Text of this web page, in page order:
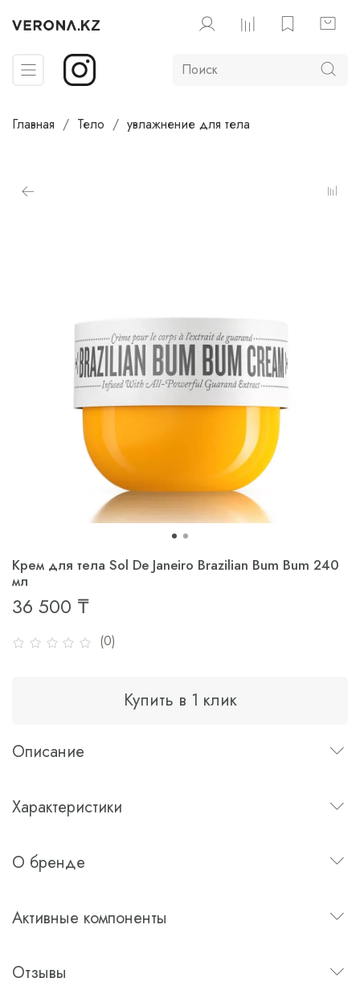
Главная Тело увлажнение для тела
(0)
Крем для тела Sol De Janeiro Brazilian Bum Bum 240
мл
36 500 ₸
Купить в 1 клик
Описание
Характеристики
О бренде
Активные компоненты
Отзывы